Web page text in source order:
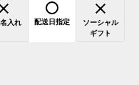
入れ 配送日指定
ソーシャル
ギフト